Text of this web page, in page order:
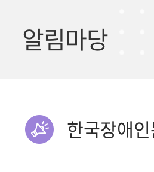
알림마당
한국장애